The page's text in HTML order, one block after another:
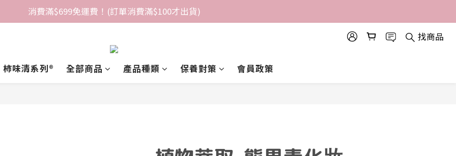
消費滿$699免運費！(訂單消費滿$100才出貨)
找商品
柿味清系列®️ 全部商品 產品種類 保養對策 會員政策